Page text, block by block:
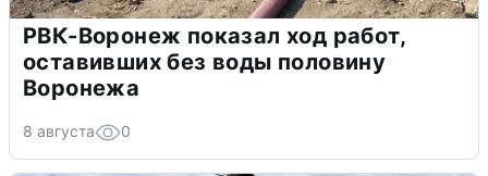
РВК-Воронеж показал ход работ,
оставивших без воды половину
Воронежа
8 августа 0